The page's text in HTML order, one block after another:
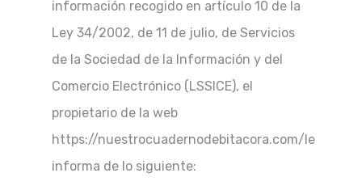
información recogido en artículo 10 de la
Ley 34/2002, de 11 de julio, de Servicios
de la Sociedad de la Información y del
Comercio Electrónico (LSSICE), el
propietario de la web
https://nuestrocuadernodebitacora.com/le
informa de lo siguiente: